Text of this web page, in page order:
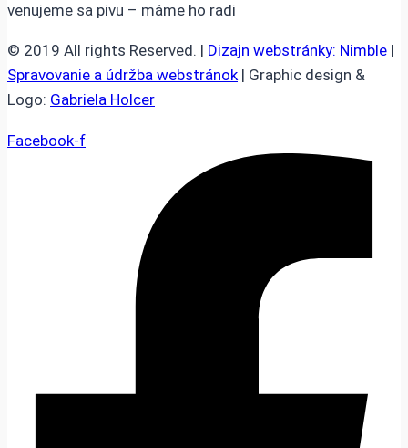
venujeme sa pivu – máme ho radi
© 2019 All rights Reserved. | Dizajn webstránky: Nimble |
Spravovanie a údržba webstránok| Graphic design &
Logo: Gabriela Holcer
Facebook-f